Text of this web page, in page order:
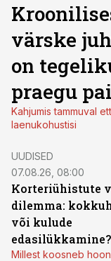
värske
on
praegu
Kahjumis tammuval
laenukohustisi
UUDISED
07.08.26, 08:00
Korteriühistute
dilemma:
või kulude
edasilükkamine?
Millest koosneb